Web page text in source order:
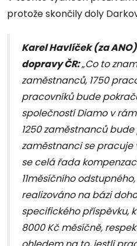
protože skončily doly
Karel Havlíček (za
dopravy ČR:„Co to
zaměstnanců, 1750
pracovníků bude
společností Diamo v
1250 zaměstnanců
zaměstnanci se
se celá řada
11měsíčního
realizováno na bázi
specifického příspěvku,
8000 Kč měsíčně,